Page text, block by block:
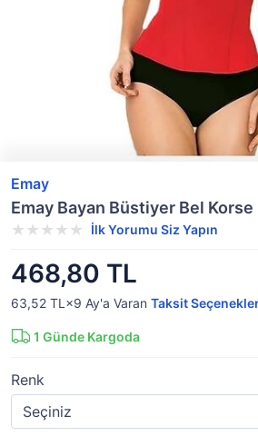
Emay
Emay Bayan Büstiyer Bel Korse
İlk Yorumu Siz Yapın
468,80 TL
63,52 TL×9 Ay'a Varan Taksit
1 Günde Kargoda
Renk